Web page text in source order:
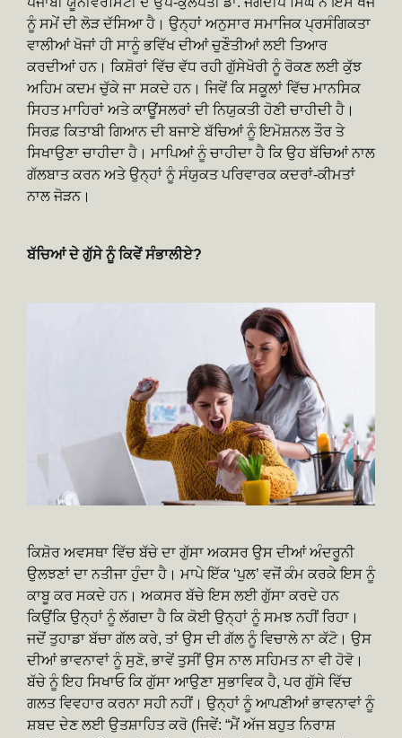
ਨੂੰ ਸਮੇਂ ਦੀ ਲੋੜ ਦੱਸਿਆ ਹੈ। ਉਨ੍ਹਾਂ ਅਨੁਸਾਰ ਸਮਾਜਿਕ ਪ੍ਰਸੰਗਿਕਤਾ
ਵਾਲੀਆਂ ਖੋਜਾਂ ਹੀ ਸਾਨੂੰ ਭਵਿੱਖ ਦੀਆਂ ਚੁਣੌਤੀਆਂ ਲਈ ਤਿਆਰ
ਕਰਦੀਆਂ ਹਨ। ਕਿਸ਼ੋਰਾਂ ਵਿੱਚ ਵੱਧ ਰਹੀ ਗੁੱਸੇਖੋਰੀ ਨੂੰ ਰੋਕਣ ਲਈ ਕੁੱਝ
ਅਹਿਮ ਕਦਮ ਚੁੱਕੇ ਜਾ ਸਕਦੇ ਹਨ। ਜਿਵੇਂ ਕਿ ਸਕੂਲਾਂ ਵਿੱਚ ਮਾਨਸਿਕ
ਸਿਹਤ ਮਾਹਿਰਾਂ ਅਤੇ ਕਾਊਂਸਲਰਾਂ ਦੀ ਨਿਯੁਕਤੀ ਹੋਣੀ ਚਾਹੀਦੀ ਹੈ।
ਸਿਰਫ਼ ਕਿਤਾਬੀ ਗਿਆਨ ਦੀ ਬਜਾਏ ਬੱਚਿਆਂ ਨੂੰ ਇਮੋਸ਼ਨਲ ਤੌਰ ਤੇ
ਸਿਖਾਉਣਾ ਚਾਹੀਦਾ ਹੈ। ਮਾਪਿਆਂ ਨੂੰ ਚਾਹੀਦਾ ਹੈ ਕਿ ਉਹ ਬੱਚਿਆਂ ਨਾਲ
ਗੱਲਬਾਤ ਕਰਨ ਅਤੇ ਉਨ੍ਹਾਂ ਨੂੰ ਸੰਯੁਕਤ ਪਰਿਵਾਰਕ ਕਦਰਾਂ-ਕੀਮਤਾਂ
ਨਾਲ ਜੋੜਨ।
ਬੱਚਿਆਂ ਦੇ ਗੁੱਸੇ ਨੂੰ ਕਿਵੇਂ ਸੰਭਾਲੀਏ?
ਕਿਸ਼ੋਰ ਅਵਸਥਾ ਵਿੱਚ ਬੱਚੇ ਦਾ ਗੁੱਸਾ ਅਕਸਰ ਉਸ ਦੀਆਂ ਅੰਦਰੂਨੀ
ਉਲਝਣਾਂ ਦਾ ਨਤੀਜਾ ਹੁੰਦਾ ਹੈ। ਮਾਪੇ ਇੱਕ ‘ਪੁਲ’ ਵਜੋਂ ਕੰਮ ਕਰਕੇ ਇਸ ਨੂੰ
ਕਾਬੂ ਕਰ ਸਕਦੇ ਹਨ। ਅਕਸਰ ਬੱਚੇ ਇਸ ਲਈ ਗੁੱਸਾ ਕਰਦੇ ਹਨ
ਕਿਉਂਕਿ ਉਨ੍ਹਾਂ ਨੂੰ ਲੱਗਦਾ ਹੈ ਕਿ ਕੋਈ ਉਨ੍ਹਾਂ ਨੂੰ ਸਮਝ ਨਹੀਂ ਰਿਹਾ।
ਜਦੋਂ ਤੁਹਾਡਾ ਬੱਚਾ ਗੱਲ ਕਰੇ, ਤਾਂ ਉਸ ਦੀ ਗੱਲ ਨੂੰ ਵਿਚਾਲੇ ਨਾ ਕੱਟੋ। ਉਸ
ਦੀਆਂ ਭਾਵਨਾਵਾਂ ਨੂੰ ਸੁਣੋ, ਭਾਵੇਂ ਤੁਸੀਂ ਉਸ ਨਾਲ ਸਹਿਮਤ ਨਾ ਵੀ ਹੋਵੋ।
ਬੱਚੇ ਨੂੰ ਇਹ ਸਿਖਾਓ ਕਿ ਗੁੱਸਾ ਆਉਣਾ ਸੁਭਾਵਿਕ ਹੈ, ਪਰ ਗੁੱਸੇ ਵਿੱਚ
ਗਲਤ ਵਿਵਹਾਰ ਕਰਨਾ ਸਹੀ ਨਹੀਂ। ਉਨ੍ਹਾਂ ਨੂੰ ਆਪਣੀਆਂ ਭਾਵਨਾਵਾਂ ਨੂੰ
ਸ਼ਬਦ ਦੇਣ ਲਈ ਉਤਸ਼ਾਹਿਤ ਕਰੋ (ਜਿਵੇਂ: “ਮੈਂ ਅੱਜ ਬਹੁਤ ਨਿਰਾਸ਼